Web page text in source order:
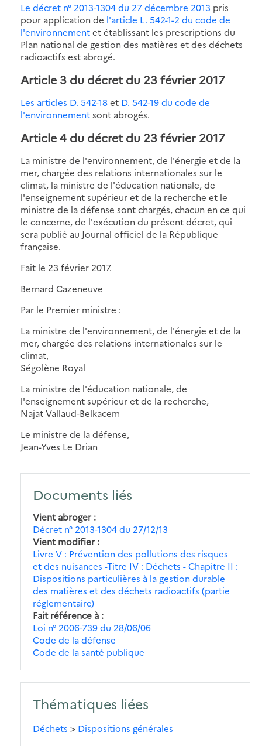
Le décret n° 2013-1304 du 27 décembre 2013 pris
pour application de l'article L. 542-1-2 du code de
l'environnementet établissant les prescriptions du
Plan national de gestion des matières et des déchets
radioactifs est abrogé.
Article 3 du décret du 23 février 2017
Les articles D. 542-18et D. 542-19 du code de
l'environnementsont abrogés.
Article 4 du décret du 23 février 2017
La ministre de l'environnement, de l'énergie et de la
mer, chargée des relations internationales sur le
climat, la ministre de l'éducation nationale, de
l'enseignement supérieur et de la recherche et le
ministre de la défense sont chargés, chacun en ce qui
le concerne, de l'exécution du présent décret, qui
sera publié au Journal officiel de la République
française.
Fait le 23 février 2017.
Bernard Cazeneuve
Par le Premier ministre :
La ministre de l'environnement, de l'énergie et de la
mer, chargée des relations internationales sur le
climat,
Ségolène Royal
La ministre de l'éducation nationale, de
l'enseignement supérieur et de la recherche,
Najat Vallaud-Belkacem
Le ministre de la défense,
Jean-Yves Le Drian
Documents liés
Vient abroger
Décret n° 2013-1304 du 27/12/13
Vient modifier
Livre V : Prévention des pollutions des risques
et des nuisances -Titre IV : Déchets - Chapitre II :
Dispositions particulières à la gestion durable
des matières et des déchets radioactifs (partie
réglementaire)
Fait référence à
Loi n° 2006-739 du 28/06/06
Code de la défense
Code de la santé publique
Thématiques liées
Déchets > Dispositions générales